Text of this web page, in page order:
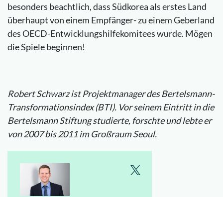
besonders beachtlich, dass Südkorea als erstes Land
überhaupt von einem Empfänger- zu einem Geberland
des OECD-Entwicklungshilfekomitees wurde. Mögen
die Spiele beginnen!
Robert Schwarz ist Projektmanager des Bertelsmann-
Transformationsindex (BTI). Vor seinem Eintritt in die
Bertelsmann Stiftung studierte, forschte und lebte er
von 2007 bis 2011 im Großraum Seoul.